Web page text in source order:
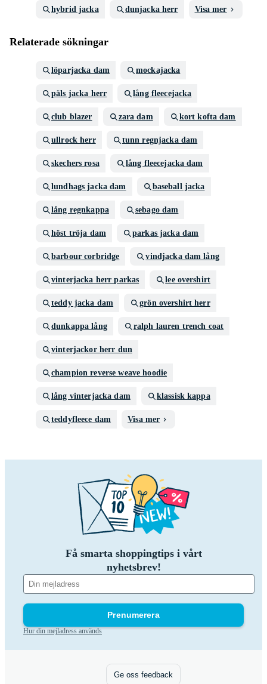
hybrid jacka dunjacka herr Visa mer
Relaterade sökningar
löparjacka dam mockajacka
päls jacka herr lång fleecejacka
club blazer zara dam kort kofta dam
ullrock herr tunn regnjacka dam
skechers rosa lång fleecejacka dam
lundhags jacka dam baseball jacka
lång regnkappa sebago dam
höst tröja dam parkas jacka dam
barbour corbridge vindjacka dam lång
vinterjacka herr parkas lee overshirt
teddy jacka dam grön overshirt herr
dunkappa lång ralph lauren trench coat
vinterjackor herr dun
champion reverse weave hoodie
lång vinterjacka dam klassisk kappa
teddyfleece dam Visa mer
Få smarta shoppingtips i vårt
nyhetsbrev!
Prenumerera
Hur din mejladress används
Ge oss feedback